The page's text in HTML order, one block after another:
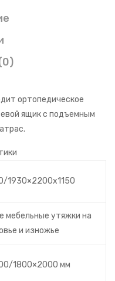
ортопедическое
ящик с подъемным
1930×2200х1150
мебельные утяжки на
и изножье
1800×2000 мм